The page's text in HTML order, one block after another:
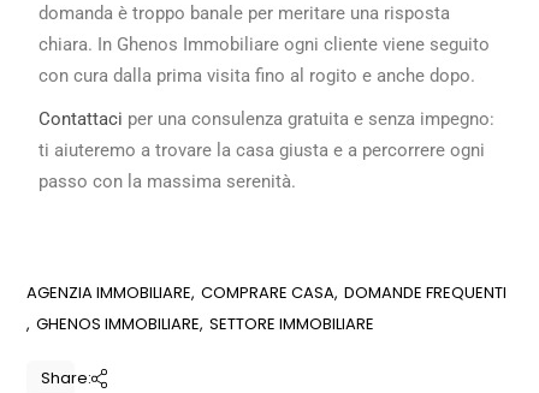
domanda è troppo banale per meritare una risposta
chiara. In Ghenos Immobiliare ogni cliente viene seguito
con cura dalla prima visita fino al rogito e anche dopo.
Contattaci per una consulenza gratuita e senza impegno:
ti aiuteremo a trovare la casa giusta e a percorrere ogni
passo con la massima serenità.
AGENZIA IMMOBILIARE COMPRARE CASA DOMANDE FREQUENTI
GHENOS IMMOBILIARE SETTORE IMMOBILIARE
Share: